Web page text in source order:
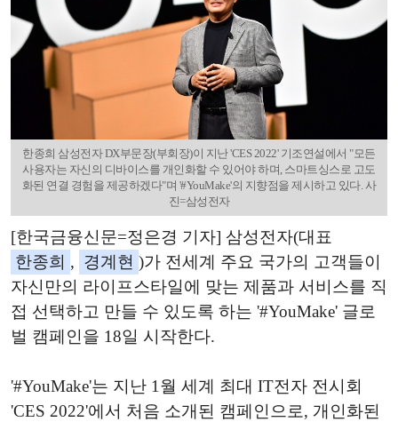
한종희 삼성전자 DX부문장(부회장)이 지난 'CES 2022' 기조연설에서 "모든
사용자는 자신의 디바이스를 개인화할 수 있어야 하며, 스마트싱스로 고도
화된 연결 경험을 제공하겠다"며 '#YouMake'의 지향점을 제시하고 있다. 사
진=삼성전자
[한국금융신문=정은경 기자] 삼성전자(대표
한종희 , 경계현 )가 전세계 주요 국가의 고객들이
자신만의 라이프스타일에 맞는 제품과 서비스를 직
접 선택하고 만들 수 있도록 하는 '#YouMake' 글로
벌 캠페인을 18일 시작한다.
'#YouMake'는 지난 1월 세계 최대 IT전자 전시회
'CES 2022'에서 처음 소개된 캠페인으로, 개인화된